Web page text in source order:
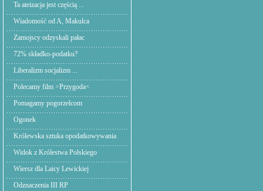
Ta ateizacja jest częścią ...
Wiadomość od A, Makulca
Zamojscy odzyskali pałac
72% składko-podatku?
Liberalizm socjalizm ...
Polecamy film >Przygoda<
Pomagamy pogorzelcom
Ogonek
Królewska sztuka opodatkowywania
Widok z Królestwa Polskiego
Wiersz dla Laicy Lewickiej
Odznaczenia III RP